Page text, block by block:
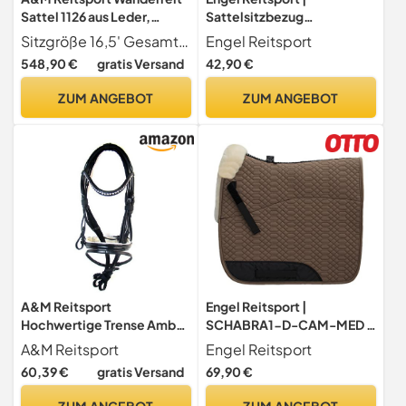
Sattel 1126 aus Leder,
Schwarz, wechselbares
Kopfeisen, Größe:17.5 Zoll
Sitzgröße 16,5' Gesamtlänge ca.42 cm Gewicht ca. 5 kg.
548,90 € gratis Versand
ZUM ANGEBOT
Sattelsitzbezug
Sattelauflage echtes
Merino Lammfell SABEZ1-
L-SCH für englische
Engel Reitsport
42,90 €
ZUM ANGEBOT
A&M Reitsport
Hochwertige Trense Amber
aus Leder Schwarz/Weiss
Neu incl. Zügel,
Größe:Warmblut
A&M Reitsport
60,39 € gratis Versand
Engel Reitsport |
SCHABRA1-D-CAM-MED |
Schabracke | Steppstoff |
Lammfell im Sattelbereich
| Half Lined | Fellkranz vorne
Engel Reitsport
69,90 €